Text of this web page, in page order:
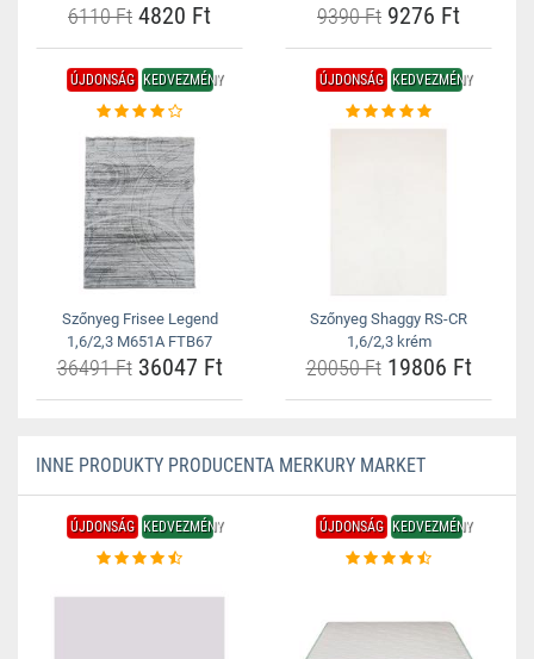
6110 Ft 4820 Ft 9390 Ft 9276 Ft
ÚJDONSÁG KEDVEZMÉNY
Szőnyeg Frisee Legend
1,6/2,3 M651A FTB67
36491 Ft36047 Ft
ÚJDONSÁG KEDVEZMÉNY
Szőnyeg Shaggy RS-CR
1,6/2,3 krém
20050 Ft19806 Ft
INNE PRODUKTY PRODUCENTA MERKURY MARKET
ÚJDONSÁG KEDVEZMÉNY ÚJDONSÁG KEDVEZMÉNY